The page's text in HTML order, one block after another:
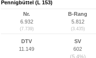
Pennigbüttel (L 153)
Nr.
6.932
(7.739)
B-Rang
5.812
(3.435)
DTV
11.149
SV
602
(5,4%)